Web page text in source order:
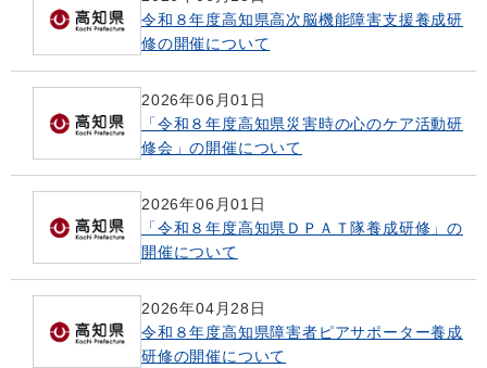
令和８年度高知県高次脳機能障害支援養成研
修の開催について
2026年06月01日
「令和８年度高知県災害時の心のケア活動研
修会」の開催について
2026年06月01日
「令和８年度高知県ＤＰＡＴ隊養成研修」の
開催について
2026年04月28日
令和８年度高知県障害者ピアサポーター養成
研修の開催について